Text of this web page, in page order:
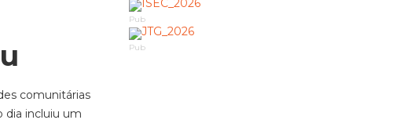
comunitárias
dia incluiu um
Pub
Pub